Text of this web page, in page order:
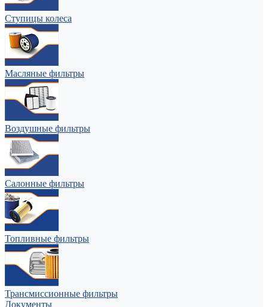
Ступицы колеса
Масляные фильтры
Воздушные фильтры
Салонные фильтры
Топливные фильтры
Трансмиссионные фильтры
Документы